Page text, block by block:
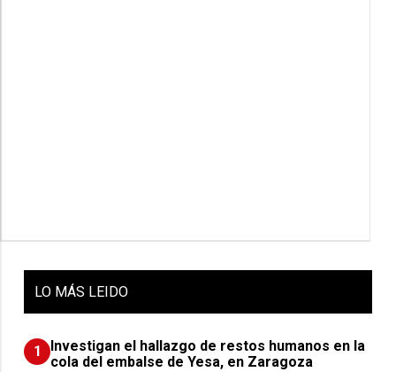
LO MÁS LEIDO
1
Investigan el hallazgo de restos humanos en la
cola del embalse de Yesa, en Zaragoza